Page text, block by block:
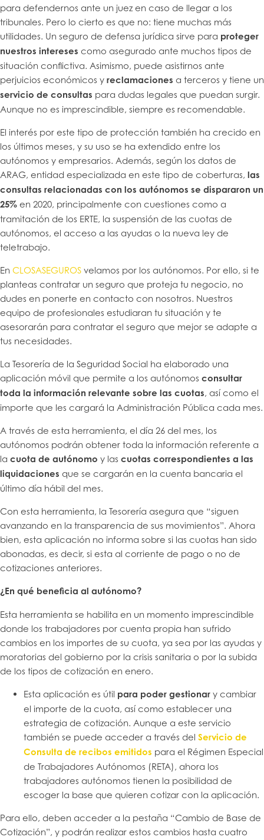
para defendernos ante un juez en caso de llegar a los
tribunales. Pero lo cierto es que no: tiene muchas más
utilidades. Un seguro de defensa jurídica sirve para proteger
nuestros intereses como asegurado ante muchos tipos de
situación conflictiva. Asimismo, puede asistirnos ante
perjuicios económicos y reclamaciones a terceros y tiene un
servicio de consultas para dudas legales que puedan surgir.
Aunque no es imprescindible, siempre es recomendable.
El interés por este tipo de protección también ha crecido en
los últimos meses, y su uso se ha extendido entre los
autónomos y empresarios. Además, según los datos de
ARAG, entidad especializada en este tipo de coberturas, las
consultas relacionadas con los autónomos se dispararon un
25% en 2020, principalmente con cuestiones como a
tramitación de los ERTE, la suspensión de las cuotas de
autónomos, el acceso a las ayudas o la nueva ley de
teletrabajo.
En CLOSASEGUROS velamos por los autónomos. Por ello, si te
planteas contratar un seguro que proteja tu negocio, no
dudes en ponerte en contacto con nosotros. Nuestros
equipo de profesionales estudiaran tu situación y te
asesorarán para contratar el seguro que mejor se adapte a
tus necesidades.
La Tesorería de la Seguridad Social ha elaborado una
aplicación móvil que permite a los autónomos consultar
toda la información relevante sobre las cuotas, así como el
importe que les cargará la Administración Pública cada mes.
A través de esta herramienta, el día 26 del mes, los
autónomos podrán obtener toda la información referente a
la cuota de autónomo y las cuotas correspondientes a las
liquidaciones que se cargarán en la cuenta bancaria el
último día hábil del mes.
Con esta herramienta, la Tesorería asegura que “siguen
avanzando en la transparencia de sus movimientos”. Ahora
bien, esta aplicación no informa sobre si las cuotas han sido
abonadas, es decir, si esta al corriente de pago o no de
cotizaciones anteriores.
¿En qué beneficia al autónomo?
Esta herramienta se habilita en un momento imprescindible
donde los trabajadores por cuenta propia han sufrido
cambios en los importes de su cuota, ya sea por las ayudas y
moratorias del gobierno por la crisis sanitaria o por la subida
de los tipos de cotización en enero.
Esta aplicación es útil para poder gestionar y cambiar
el importe de la cuota, así como establecer una
estrategia de cotización. Aunque a este servicio
también se puede acceder a través del Servicio de
Consulta de recibos emitidos para el Régimen Especial
de Trabajadores Autónomos (RETA), ahora los
trabajadores autónomos tienen la posibilidad de
escoger la base que quieren cotizar con la aplicación.
Para ello, deben acceder a la pestaña “Cambio de Base de
Cotización”, y podrán realizar estos cambios hasta cuatro